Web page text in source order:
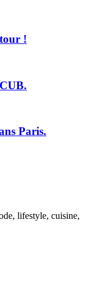
!
Paris.
lifestyle, cuisine,